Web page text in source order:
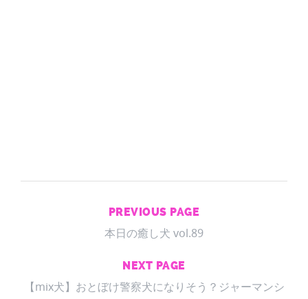
PREVIOUS PAGE
本日の癒し犬 vol.89
NEXT PAGE
【mix犬】おとぼけ警察犬になりそう？ジャーマンシ